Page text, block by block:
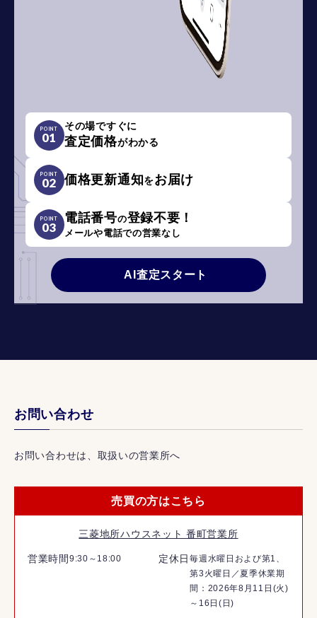
POINT
01
その場ですぐに
査定価格がわかる
POINT
02 価格更新通知をお届け
POINT
03
電話番号の登録不要！
メールや電話での営業なし
AI査定スタート
お問い合わせ
お問い合わせは、取扱いの営業所へ
売買の方はこちら
三菱地所ハウスネット 番町営業所
営業時間 9:30～18:00 定休日毎週水曜日および第1、
第3火曜日／夏季休業期
間：2026年8月11日(火)
～16日(日)